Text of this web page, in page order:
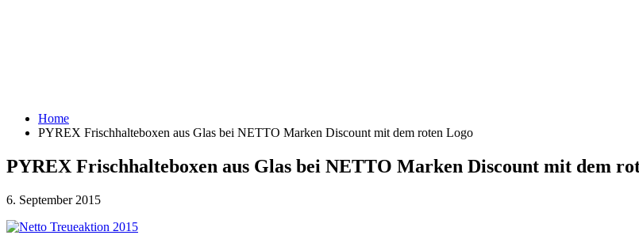
Home
PYREX Frischhalteboxen aus Glas bei NETTO Marken Discount mit dem roten Logo
PYREX Frischhalteboxen aus Glas bei NETTO Marken Discount mit dem
6. September 2015